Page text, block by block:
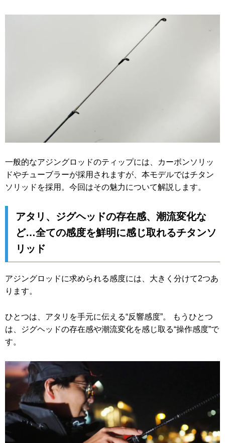
一般的なアジングロッドのティップには、カーボンソリッ
ドやチューブラーが採用されますが、本モデルではチタン
ソリッドを採用。今回はその魅力について解説します。
アタリ、ジグヘッドの存在感、潮流変化な
ど…全ての感度を鮮明に感じ取れるチタンソ
リッド
アジングロッドに求められる感度には、大きく分けて2つあ
ります。
ひとつは、アタリを手元に伝える“反響感度”。 もうひとつ
は、ジグヘッドの存在感や潮流変化を感じ取る“操作感度”で
す。